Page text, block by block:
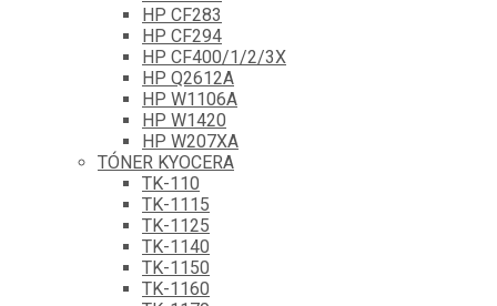
HP CF283
HP CF294
HP CF400/1/2/3X
HP Q2612A
HP W1106A
HP W1420
HP W207XA
TÓNER KYOCERA
TK-110
TK-1115
TK-1125
TK-1140
TK-1150
TK-1160